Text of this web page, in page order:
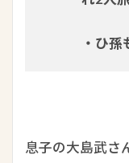
・ひ孫
息子の大島武さ